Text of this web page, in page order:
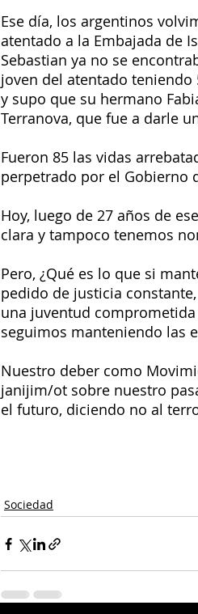
Ese día, los argentinos
atentado a la Embajada de
Sebastian ya no se
joven del atentado teniendo
y supo que su hermano
Terranova, que fue a darle
Fueron 85 las vidas
perpetrado por el Gobierno
Hoy, luego de 27 años de
clara y tampoco tenemos
Pero, ¿Qué es lo que si
pedido de justicia
una juventud
seguimos manteniendo las
Nuestro deber como
janijim/ot sobre nuestro
el futuro, diciendo no al
Sociedad